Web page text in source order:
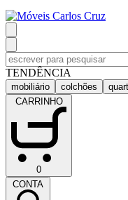
Pesquisar
por:
TENDÊNCIA
mobiliário colchões
CARRINHO
0CARRINHO
(0)
CONTA
CONTA